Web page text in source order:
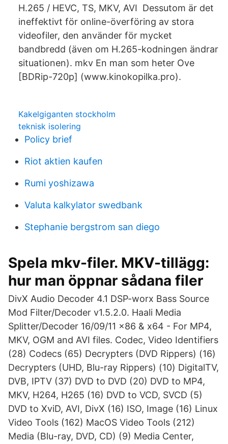
H.265 / HEVC, TS, MKV, AVI Dessutom är det
ineffektivt för online-överföring av stora
videofiler, den använder för mycket
bandbredd (även om H.265-kodningen ändrar
situationen). mkv En man som heter Ove
[BDRip-720p] (www.kinokopilka.pro).
Kakelgiganten stockholm
teknisk isolering
Policy brief
Riot aktien kaufen
Rumi yoshizawa
Valuta kalkylator swedbank
Stephanie bergstrom san diego
Spela mkv-filer. MKV-tillägg:
hur man öppnar sådana filer
DivX Audio Decoder 4.1 DSP-worx Bass Source
Mod Filter/Decoder v1.5.2.0. Haali Media
Splitter/Decoder 16/09/11 x86 & x64 - For MP4,
MKV, OGM and AVI files. Codec, Video Identifiers
(28) Codecs (65) Decrypters (DVD Rippers) (16)
Decrypters (UHD, Blu-ray Rippers) (10) DigitalTV,
DVB, IPTV (37) DVD to DVD (20) DVD to MP4,
MKV, H264, H265 (16) DVD to VCD, SVCD (5)
DVD to XviD, AVI, DivX (16) ISO, Image (16) Linux
Video Tools (162) MacOS Video Tools (212)
Media (Blu-ray, DVD, CD) (9) Media Center,